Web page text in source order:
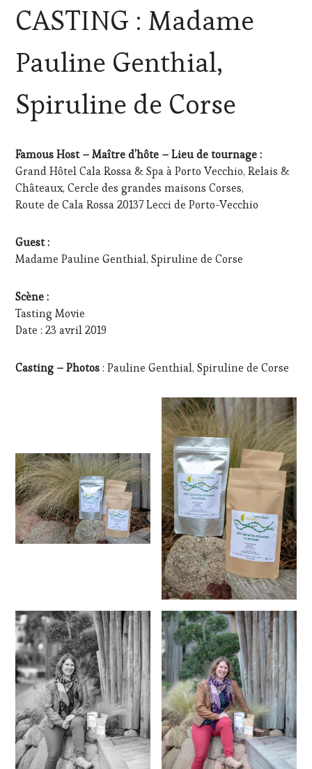
CORSICA,
GUEST,
SPOT
BY
MOVIE,
WINE
WINE
TOURISM
TOUR,
WINE
TOURISM
MOVIE
CASTING : Madame
Pauline Genthial,
Spiruline de Corse
Famous Host – Maître d’hôte – Lieu de tournage :
Grand Hôtel Cala Rossa & Spa à Porto Vecchio, Relais &
Châteaux, Cercle des grandes maisons Corses,
Route de Cala Rossa 20137 Lecci de Porto-Vecchio
Guest :
Madame Pauline Genthial, Spiruline de Corse
Scène :
Tasting Movie
Date : 23 avril 2019
Casting – Photos: Pauline Genthial, Spiruline de Corse